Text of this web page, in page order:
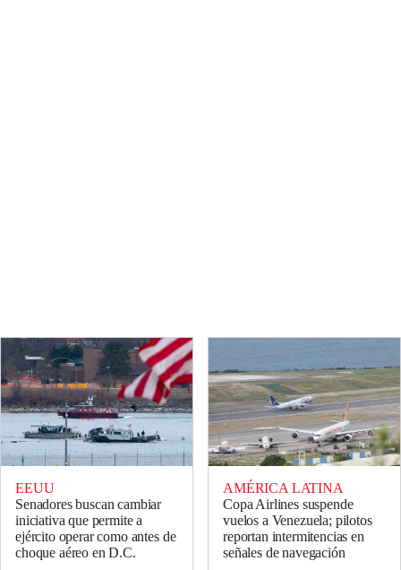
EEUU
Senadores buscan cambiar
iniciativa que permite a
ejército operar como antes de
choque aéreo en D.C.
AMÉRICA LATINA
Copa Airlines suspende
vuelos a Venezuela; pilotos
reportan intermitencias en
señales de navegación